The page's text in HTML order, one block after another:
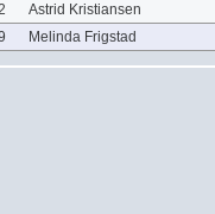
Astrid Kristiansen
Melinda Frigstad